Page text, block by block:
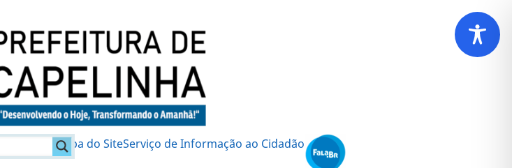
Mapa do SiteServiço de Informação ao Cidadão